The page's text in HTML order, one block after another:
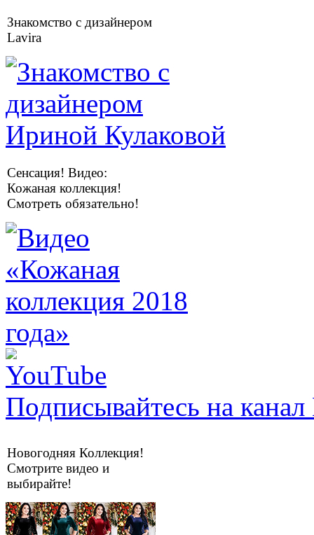
Знакомство с дизайнером
Lavira
Сенсация! Видео:
Кожаная коллекция!
Смотреть обязательно!
Подписывайтесь на
Новогодняя Коллекция!
Смотрите видео и
выбирайте!